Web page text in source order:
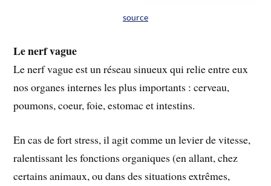
source
Le nerf vague
Le nerf vague est un réseau sinueux qui relie entre eux
nos organes internes les plus importants : cerveau,
poumons, coeur, foie, estomac et intestins.
En cas de fort stress, il agit comme un levier de vitesse,
ralentissant les fonctions organiques (en allant, chez
certains animaux, ou dans des situations extrêmes,